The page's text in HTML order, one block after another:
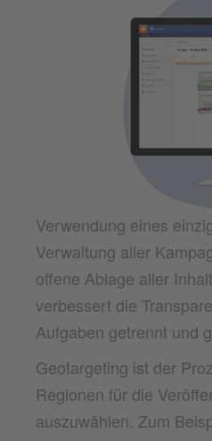
Verwendung eines
Verwaltung aller
offene Ablage aller
verbessert die
Aufgaben getrennt und
Geotargeting ist der
Regionen für die
auszuwählen. Zum